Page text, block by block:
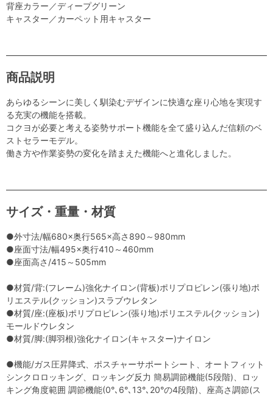
背座カラー／ディープグリーン
キャスター／カーペット用キャスター
商品説明
あらゆるシーンに美しく馴染むデザインに快適な座り心地を実現す
る充実の機能を搭載。
コクヨが必要と考える姿勢サポート機能を全て盛り込んだ信頼のベ
ストセラーモデル。
働き方や作業姿勢の変化を踏まえた機能へと進化しました。
サイズ・重量・材質
●外寸法/幅680×奥行565×高さ890～980mm
●座面寸法/幅495×奥行410～460mm
●座面高さ/415～505mm
●材質/背:(フレーム)強化ナイロン(背板)ポリプロピレン(張り地)ポ
リエステル(クッション)スラブウレタン
●材質/座:(座板)ポリプロピレン(張り地)ポリエステル(クッション)
モールドウレタン
●材質/脚:(脚羽根)強化ナイロン(キャスター)ナイロン
●機能/ガス圧昇降式、ポスチャーサポートシート、オートフィット
シンクロロッキング、ロッキング反力 簡易調節機能(5段階)、ロッ
キング角度範囲 調節機能(0°､6°､13°､20°の4段階)、座高さ調節(ス